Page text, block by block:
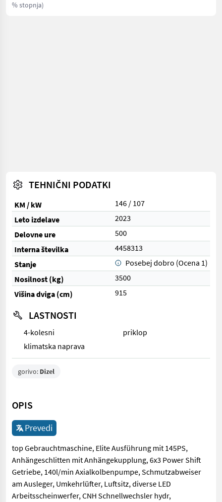
% stopnja)
TEHNIČNI PODATKI
KM / kW
146 / 107
Leto izdelave
2023
Delovne ure
500
Interna številka
4458313
Stanje
Posebej dobro (Ocena 1)
Nosilnost (kg)
3500
Višina dviga (cm)
915
LASTNOSTI
4-kolesni
priklop
klimatska naprava
gorivo: Dizel
OPIS
Prevedi
top Gebrauchtmaschine, Elite Ausführung mit 145PS,
Anhängeschlitten mit Anhängekupplung, 6x3 Power Shift
Getriebe, 140l/min Axialkolbenpumpe, Schmutzabweiser
am Ausleger, Umkehrlüfter, Luftsitz, diverse LED
Arbeitsscheinwerfer, CNH Schnellwechsler hydr,